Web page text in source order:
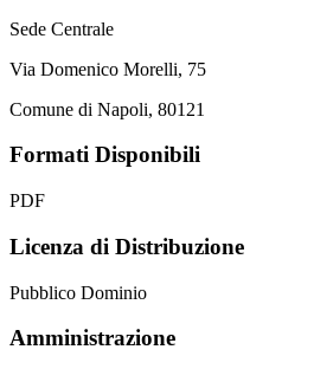
Sede Centrale
Via Domenico Morelli, 75
Comune di Napoli, 80121
Formati Disponibili
PDF
Licenza di Distribuzione
Pubblico Dominio
Amministrazione